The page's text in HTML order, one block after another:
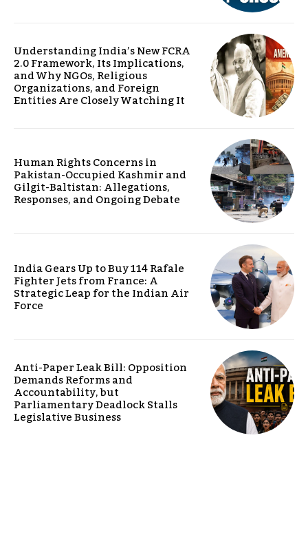
Understanding India’s New FCRA
2.0 Framework, Its Implications,
and Why NGOs, Religious
Organizations, and Foreign
Entities Are Closely Watching It
Human Rights Concerns in
Pakistan-Occupied Kashmir and
Gilgit-Baltistan: Allegations,
Responses, and Ongoing Debate
India Gears Up to Buy 114 Rafale
Fighter Jets from France: A
Strategic Leap for the Indian Air
Force
Anti-Paper Leak Bill: Opposition
Demands Reforms and
Accountability, but
Parliamentary Deadlock Stalls
Legislative Business